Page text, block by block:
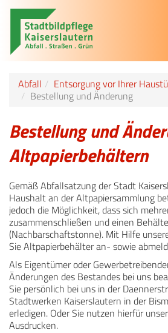
Abfall Entsorgung vor Ihrer
Bestellung und Änderung
Bestellung und
Altpapierbehältern
Gemäß Abfallsatzung der Stadt
Haushalt an der Altpapiersammlung
jedoch die Möglichkeit, dass sich
zusammenschließen und einen
(Nachbarschaftstonne). Mit Hilfe
Sie Altpapierbehälter an- sowie
Als Eigentümer oder
Änderungen des Bestandes bei uns
Sie persönlich bei uns in der
Stadtwerken Kaiserslautern in der
erledigen. Oder Sie nutzen hierfür
Ausdrucken.